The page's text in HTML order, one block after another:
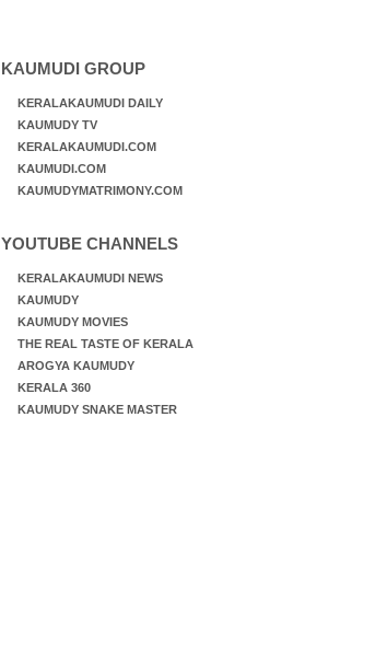
KAUMUDI GROUP
KERALAKAUMUDI DAILY
KAUMUDY TV
KERALAKAUMUDI.COM
KAUMUDI.COM
KAUMUDYMATRIMONY.COM
YOUTUBE CHANNELS
KERALAKAUMUDI NEWS
KAUMUDY
KAUMUDY MOVIES
THE REAL TASTE OF KERALA
AROGYA KAUMUDY
KERALA 360
KAUMUDY SNAKE MASTER